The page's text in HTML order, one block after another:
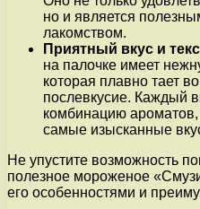
но и является
лакомством.
Приятный вкус и
на палочке имеет
которая плавно тает
послевкусие. Каждый
комбинацию ароматов,
самые изысканные
Не упустите возможность
полезное мороженое
его особенностями и